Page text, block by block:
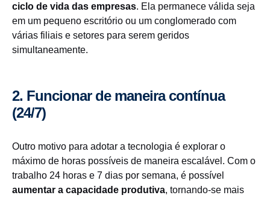
ciclo de vida das empresas. Ela permanece válida seja
em um pequeno escritório ou um conglomerado com
várias filiais e setores para serem geridos
simultaneamente.
2. Funcionar de maneira contínua
(24/7)
Outro motivo para adotar a tecnologia é explorar o
máximo de horas possíveis de maneira escalável. Com o
trabalho 24 horas e 7 dias por semana, é possível
aumentar a capacidade produtiva, tornando-se mais